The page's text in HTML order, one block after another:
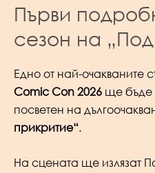
Първи
сезон на
Едно от най-очакваните
Comic Con 2026 ще бъде
посветен на
прикритие“.
На сцената ще излязат